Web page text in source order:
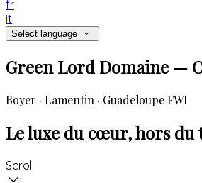
fr
it
Select language
Green Lord Domaine —
Boyer · Lamentin · Guadeloupe FWI
Le luxe du cœur, hors du
Scroll